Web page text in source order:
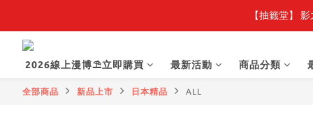
【抽籤堂】
2026線上漫博⛱️立即購買
最新活動 商品分類
全部商品 新品上市 日本精品 ALL